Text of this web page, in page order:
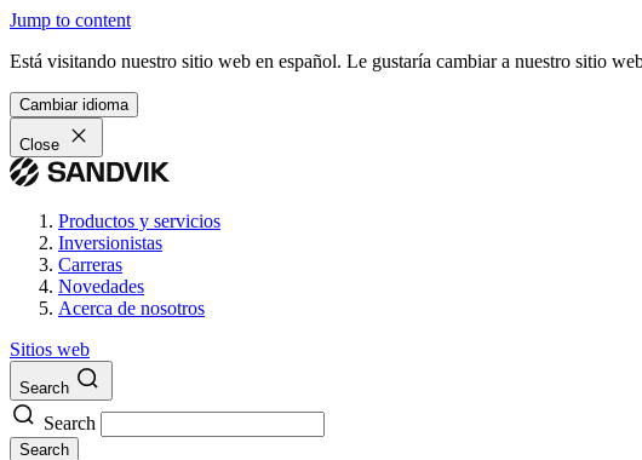
Jump to content
Está visitando nuestro sitio web en español. Le gustaría cambiar a nuestro sitio
Cambiar idioma
Close
Productos y servicios
Inversionistas
Carreras
Novedades
Acerca de nosotros
Sitios web
Search
Search
Search